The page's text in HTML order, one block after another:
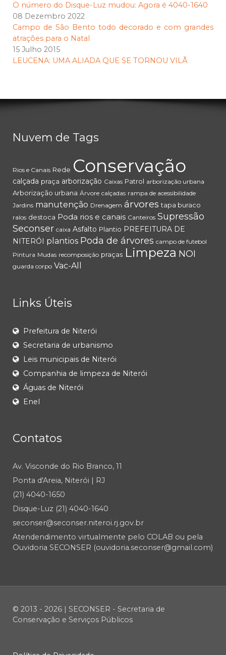
O número do Disque-Luz mudou: Agora é 4040-1640
08 Dezembro 2022
Campo de São Bento todo decorado e com grandes
atrações para o Natal
15 Julho 2015
LEUCENA: UMA ALIADA QUE SE TORNOU VILÃ
Nuvem de Tags
Rios e Canais Rede Conservação
calçada praça arborização Caixas Patrol arborização urbana
Arborização urbana Árvore calçadas rampa de acessibilidade
Jardins manutenção Drenagem árvores tapa buraco
ralos destoca Poda rios e canais Canteiros Supressão
Seconser caixa Asfalto Plantio PREFEITURA DE
NITERÓI
plantios Poda de árvores campo de futebol
Pintura Mudas recomposição praças Limpeza NOI
guarda corpo Vac-All
Links Úteis
Prefeitura de Niterói
Secretaria de urbanismo
Leis municipais de Niterói
Companhia de limpeza de Niterói
Águas de Niterói
Enel
Contatos
Av. Visconde do Rio Branco, 11
Ponta d'Areia, Niterói | RJ
(21) 4040-1650
Disque-Luz (21) 4040-1640
seconser@seconser.niteroi.rj.gov.br
Atendendimento virtualmente pelo COLAB ou pela
Ouvidoria SECONSER (ouvidoria.seconser@gmail.com)
© 2013 - 2026 | SECONSER - Secretaria de
Conservação e Serviços Públicos